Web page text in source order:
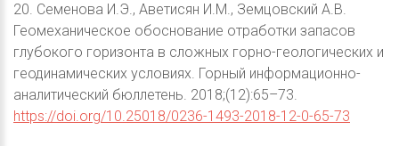
20. Семенова И.Э., Аветисян И.М., Земцовский А.В.
Геомеханическое обоснование отработки запасов
глубокого горизонта в сложных горно-геологических и
геодинамических условиях. Горный информационно-
аналитический бюллетень. 2018;(12):65–73.
https://doi.org/10.25018/0236-1493-2018-12-0-65-73